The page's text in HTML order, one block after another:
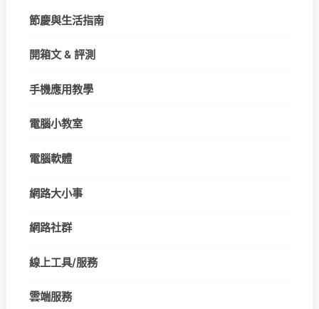
節慶與生活指南
開箱文 & 評測
手機應用教學
電腦小教室
電腦軟體
網路大小事
網路社群
線上工具/服務
雲端服務